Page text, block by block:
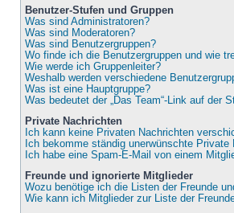
Benutzer-Stufen und Gruppen
Was sind Administratoren?
Was sind Moderatoren?
Was sind Benutzergruppen?
Wo finde ich die Benutzergruppen und wie
Wie werde ich Gruppenleiter?
Weshalb werden verschiedene
Was ist eine Hauptgruppe?
Was bedeutet der „Das Team“-Link auf der
Private Nachrichten
Ich kann keine Privaten Nachrichten
Ich bekomme ständig unerwünschte Private
Ich habe eine Spam-E-Mail von einem
Freunde und ignorierte Mitglieder
Wozu benötige ich die Listen der Freunde
Wie kann ich Mitglieder zur Liste der